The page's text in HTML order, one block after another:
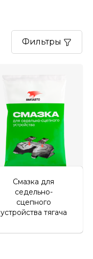
Фильтры
Смазка для
седельно-
сцепного
устройства тягача